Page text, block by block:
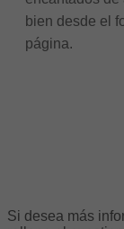
bien desde el
página.
Si desea más